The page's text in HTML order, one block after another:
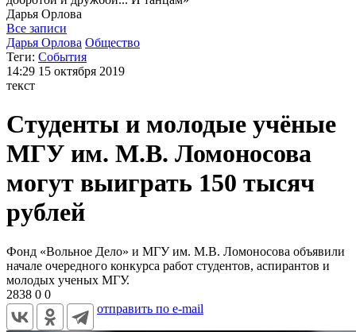
Дарья Орлова
Все записи
Дарья Орлова Общество
Теги: События
14:29 15 октября 2019
текст
Студенты и молодые учёные
МГУ им. М.В. Ломоносова
могут выиграть 150 тысяч
рублей
Фонд «Вольное Дело» и МГУ им. М.В. Ломоносова объявили
начале очередного конкурса работ студентов, аспирантов и
молодых ученых МГУ.
2838 0 0
отправить по e-mail